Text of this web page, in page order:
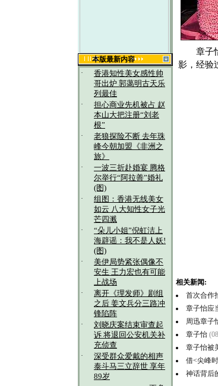
本版最新内容
·
香港知性美女感性帅
哥出炉 郭蔼明古天乐
列最佳
·
担心商业先机被占 赵
本山大把注册“刘老
根”
·
老狼探险不断 去年珠
峰今朝加盟《非洲之
旅》
·
一波三折赴婚宴 腾格
尔举行“阿拉善”婚礼
(图)
·
组图：香港无线美女
如云 八大知性女子光
芒四溅
·
“朵儿小姐”倪虹洁上
海辟谣：我不是人妖!
(图)
·
美伊局势紧张偶像不
安生 王力宏也有可能
上战场
·
离开《理发师》剧组
之后 姜文兵分三路冲
锋陷阵
·
刘晓庆案结束审查起
诉 将退回公安机关补
充侦查
·
深受群众爱戴的相声
泰斗马三立辞世 享年
89岁
章子怡
影，经验
相关新闻:
首次合作
章子怡应
周迅章子
章子怡
章子怡被
借<尖峰
神话背后